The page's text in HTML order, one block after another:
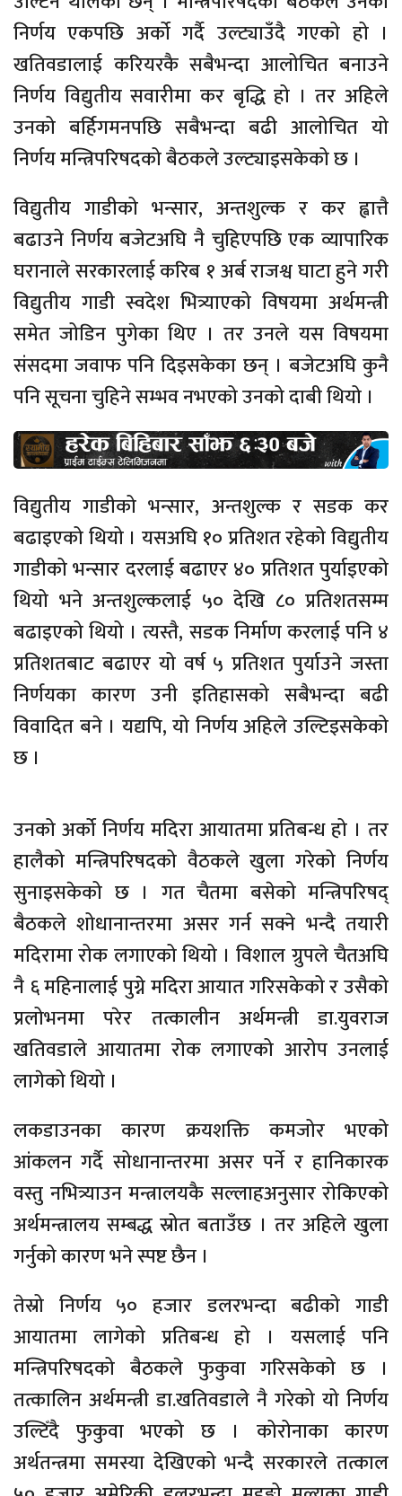
निर्णय एकपछि अर्को गर्दै उल्ट्याउँदै गएको हो ।
खतिवडालाई करियरकै सबैभन्दा आलोचित बनाउने
निर्णय विद्युतीय सवारीमा कर बृद्धि हो । तर अहिले
उनको बर्हिगमनपछि सबैभन्दा बढी आलोचित यो
निर्णय मन्त्रिपरिषदको बैठकले उल्ट्याइसकेको छ ।
विद्युतीय गाडीको भन्सार, अन्तशुल्क र कर ह्वात्तै
बढाउने निर्णय बजेटअघि नै चुहिएपछि एक व्यापारिक
घरानाले सरकारलाई करिब १ अर्ब राजश्व घाटा हुने गरी
विद्युतीय गाडी स्वदेश भित्र्याएको विषयमा अर्थमन्त्री
समेत जोडिन पुगेका थिए । तर उनले यस विषयमा
संसदमा जवाफ पनि दिइसकेका छन् । बजेटअघि कुनै
पनि सूचना चुहिने सम्भव नभएको उनको दाबी थियो ।
विद्युतीय गाडीको भन्सार, अन्तशुल्क र सडक कर
बढाइएको थियो । यसअघि १० प्रतिशत रहेको विद्युतीय
गाडीको भन्सार दरलाई बढाएर ४० प्रतिशत पुर्याइएको
थियो भने अन्तशुल्कलाई ५० देखि ८० प्रतिशतसम्म
बढाइएको थियो । त्यस्तै, सडक निर्माण करलाई पनि ४
प्रतिशतबाट बढाएर यो वर्ष ५ प्रतिशत पुर्याउने जस्ता
निर्णयका कारण उनी इतिहासको सबैभन्दा बढी
विवादित बने । यद्यपि, यो निर्णय अहिले उल्टिइसकेको
छ ।
उनको अर्को निर्णय मदिरा आयातमा प्रतिबन्ध हो । तर
हालैको मन्त्रिपरिषदको वैठकले खुला गरेको निर्णय
सुनाइसकेको छ । गत चैतमा बसेको मन्त्रिपरिषद्
बैठकले शोधानान्तरमा असर गर्न सक्ने भन्दै तयारी
मदिरामा रोक लगाएको थियो । विशाल ग्रुपले चैतअघि
नै ६ महिनालाई पुग्ने मदिरा आयात गरिसकेको र उसैको
प्रलोभनमा परेर तत्कालीन अर्थमन्त्री डा.युवराज
खतिवडाले आयातमा रोक लगाएको आरोप उनलाई
लागेको थियो ।
लकडाउनका कारण क्रयशक्ति कमजोर भएको
आंकलन गर्दै सोधानान्तरमा असर पर्ने र हानिकारक
वस्तु नभित्र्याउन मन्त्रालयकै सल्लाहअनुसार रोकिएको
अर्थमन्त्रालय सम्बद्ध स्रोत बताउँछ । तर अहिले खुला
गर्नुको कारण भने स्पष्ट छैन ।
तेस्रो निर्णय ५० हजार डलरभन्दा बढीको गाडी
आयातमा लागेको प्रतिबन्ध हो । यसलाई पनि
मन्त्रिपरिषदको बैठकले फुकुवा गरिसकेको छ ।
तत्कालिन अर्थमन्त्री डा.खतिवडाले नै गरेको यो निर्णय
उल्टिँदै फुकुवा भएको छ । कोरोनाका कारण
अर्थतन्त्रमा समस्या देखिएको भन्दै सरकारले तत्काल